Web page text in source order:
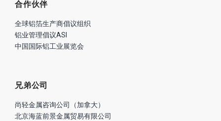
合作伙伴
全球铝箔生产商倡议组织
铝业管理倡议ASI
中国国际铝工业展览会
兄弟公司
尚轻金属咨询公司（加拿大）
北京海蓝前景金属贸易有限公司